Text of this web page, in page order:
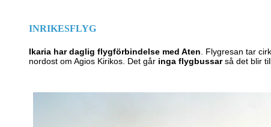
INRIKESFLYG
Ikaria har daglig flygförbindelse med Aten . Flygresan tar
nordost om Agios Kirikos. Det går inga flygbussarså det blir